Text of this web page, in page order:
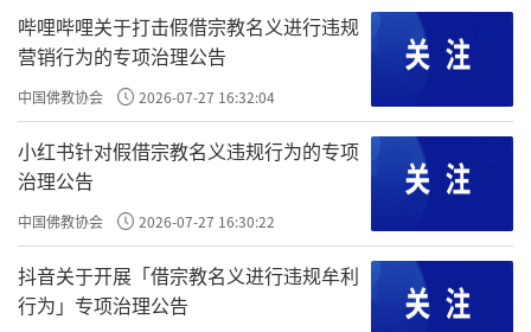
守戒律、重修为、树形象"教育工作专题学习会，佛协
班子成员及各寺院主要负责人参加学习。会议认真传
达学习上级关于佛教界教育工作的各项部署要求，系
统学习《宗教事务条例》《藏传佛教寺庙管理办法》
等宗教政策法律法规，围绕"崇俭戒奢、正信正行"倡
议开展深入交流研讨。会议强调，全盟佛教界要以此
次专题学习为契机，把学法懂法、守法持戒融入日常
修行与寺院管理全过程，不断提升自身修为，坚定正
哔哩哔哩关于打击假借宗教名义进行违规
营销行为的专项治理公告
中国佛教协会 2026-07-27 16:32:04
小红书针对假借宗教名义违规行为的专项
治理公告
中国佛教协会 2026-07-27 16:30:22
抖音关于开展「借宗教名义进行违规牟利
行为」专项治理公告